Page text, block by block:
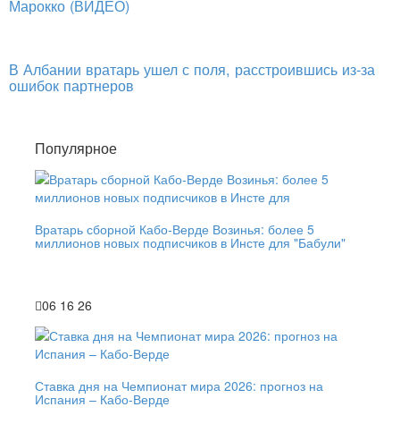
Марокко (ВИДЕО)
В Албании вратарь ушел с поля, расстроившись из-за
ошибок партнеров
Популярное
Вратарь сборной Кабо-Верде Возинья: более 5
миллионов новых подписчиков в Инсте для "Бабули"
06 16 26
Ставка дня на Чемпионат мира 2026: прогноз на
Испания – Кабо-Верде